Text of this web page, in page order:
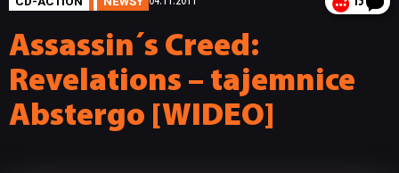
Assassin´s Creed:
Revelations – tajemnice
Abstergo [WIDEO]